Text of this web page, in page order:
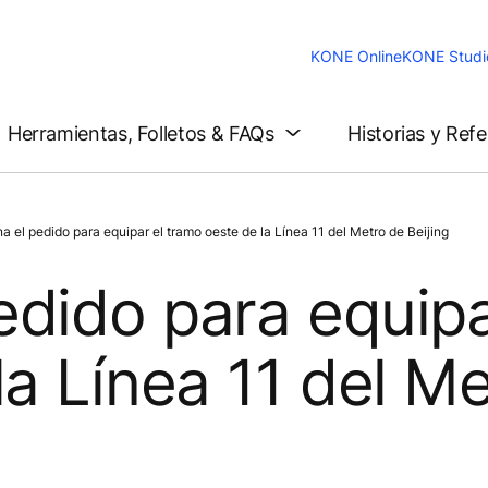
KONE OnlineKONE
Herramientas, Folletos & FAQs Historias y
el pedido para equipar el tramo oeste de la Línea 11 del Metro de Beijing
para
Línea 11 del